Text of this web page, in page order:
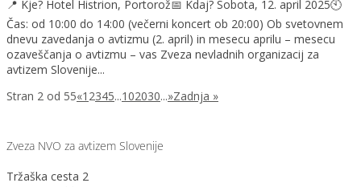
📍 Kje? Hotel Histrion, Portorož📅 Kdaj? Sobota, 12. april 2025🕙
Čas: od 10:00 do 14:00 (večerni koncert ob 20:00) Ob svetovnem
dnevu zavedanja o avtizmu (2. april) in mesecu aprilu – mesecu
ozaveščanja o avtizmu – vas Zveza nevladnih organizacij za
avtizem Slovenije...
Stran 2 od 55«1 2345...102030...»Zadnja »
Zveza NVO za avtizem Slovenije
Tržaška cesta 2